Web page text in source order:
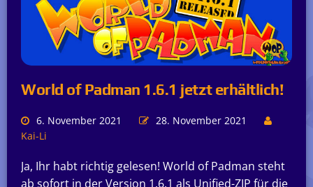
World of Padman 1.6.1 jetzt erhältlich!
6. November 2021
28. November 2021
Kai-Li
Ja, Ihr habt richtig gelesen! World of Padman steht
ab sofort in der Version 1.6.1 als Unified-ZIP für die